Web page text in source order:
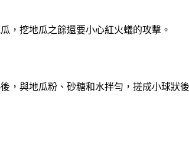
，挖地瓜之餘還要小心紅火蟻的攻擊。
與地瓜粉、砂糖和水拌勻，搓成小球狀